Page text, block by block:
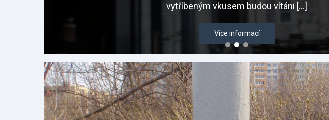
vytříbeným vkusem budou vítáni […]
Více informací